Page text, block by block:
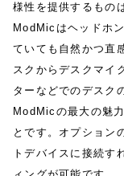
様性を提供するもの
ModMicはヘッドホ
ていても自然かつ直
スクからデスクマイ
ターなどでのデスク
ModMicの最大の魅
とです。オプション
トデバイスに接続す